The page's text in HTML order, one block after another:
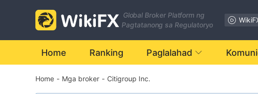
Global Broker Platform ng
Pagtatanong sa Regulatoryo
Home Ranking Paglalahad
Home - Mga broker - Citigroup Inc.
0
1
1
2